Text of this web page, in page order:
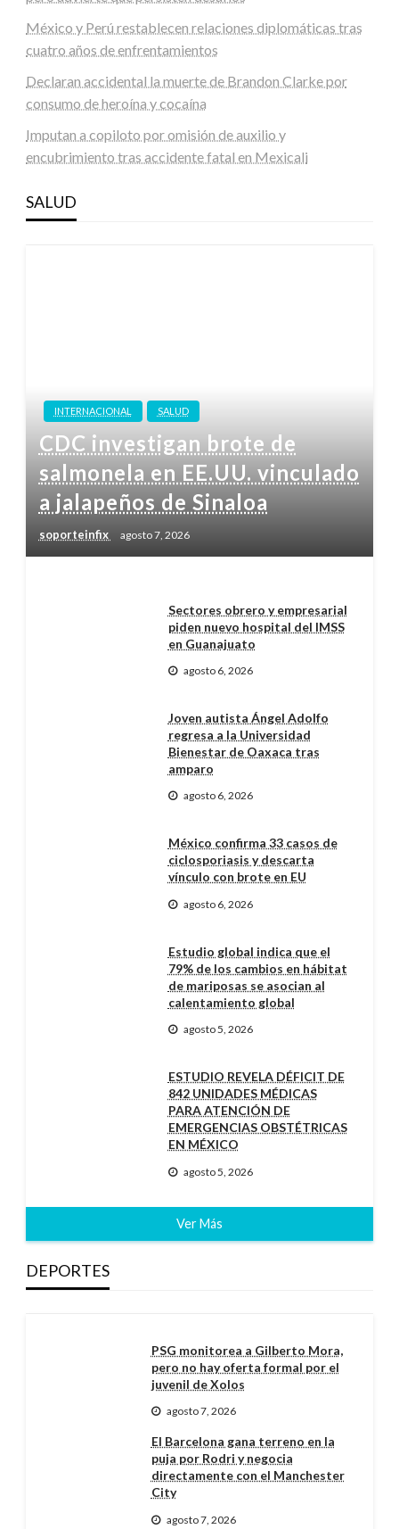
México y Perú restablecen relaciones diplomáticas tras
cuatro años de enfrentamientos
Declaran accidental la muerte de Brandon Clarke por
consumo de heroína y cocaína
Imputan a copiloto por omisión de auxilio y
encubrimiento tras accidente fatal en Mexicali
SALUD
INTERNACIONAL SALUD
CDC investigan brote de
salmonela en EE.UU. vinculado
a jalapeños de Sinaloa
soporteinfix agosto 7, 2026
Sectores obrero y empresarial
piden nuevo hospital del IMSS
en Guanajuato
agosto 6, 2026
Joven autista Ángel Adolfo
regresa a la Universidad
Bienestar de Oaxaca tras
amparo
agosto 6, 2026
México confirma 33 casos de
ciclosporiasis y descarta
vínculo con brote en EU
agosto 6, 2026
Estudio global indica que el
79% de los cambios en hábitat
de mariposas se asocian al
calentamiento global
agosto 5, 2026
ESTUDIO REVELA DÉFICIT DE
842 UNIDADES MÉDICAS
PARA ATENCIÓN DE
EMERGENCIAS OBSTÉTRICAS
EN MÉXICO
agosto 5, 2026
Ver Más
DEPORTES
PSG monitorea a Gilberto Mora,
pero no hay oferta formal por el
juvenil de Xolos
agosto 7, 2026
El Barcelona gana terreno en la
puja por Rodri y negocia
directamente con el Manchester
City
agosto 7, 2026